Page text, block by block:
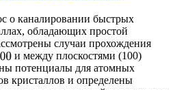
о каналировании быстрых
обладающих простой
случаи прохождения
и между плоскостями (100)
потенциалы для атомных
кристаллов и определены